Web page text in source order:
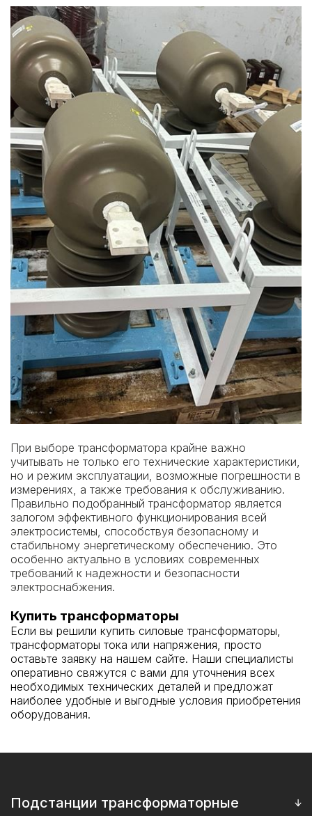
При выборе трансформатора крайне важно
учитывать не только его технические характеристики,
но и режим эксплуатации, возможные погрешности в
измерениях, а также требования к обслуживанию.
Правильно подобранный трансформатор является
залогом эффективного функционирования всей
электросистемы, способствуя безопасному и
стабильному энергетическому обеспечению. Это
особенно актуально в условиях современных
требований к надежности и безопасности
электроснабжения.
Купить трансформаторы
Если вы решили купить силовые трансформаторы,
трансформаторы тока или напряжения, просто
оставьте заявку на нашем сайте. Наши специалисты
оперативно свяжутся с вами для уточнения всех
необходимых технических деталей и предложат
наиболее удобные и выгодные условия приобретения
оборудования.
Подстанции трансформаторные